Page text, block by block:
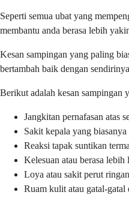
Seperti semua ubat yang
membantu anda berasa lebih
Kesan sampingan yang paling
bertambah baik dengan
Berikut adalah kesan sampingan
Jangkitan pernafasan atas
Sakit kepala yang
Reaksi tapak suntikan
Kelesuan atau berasa lebih
Loya atau sakit perut ringan
Ruam kulit atau gatal-gatal